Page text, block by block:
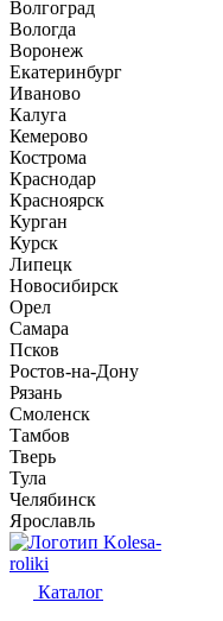
Волгоград
Вологда
Воронеж
Екатеринбург
Иваново
Калуга
Кемерово
Кострома
Краснодар
Красноярск
Курган
Курск
Липецк
Новосибирск
Орел
Самара
Псков
Ростов-на-Дону
Рязань
Смоленск
Тамбов
Тверь
Тула
Челябинск
Ярославль
Kolesa-
roliki
Каталог